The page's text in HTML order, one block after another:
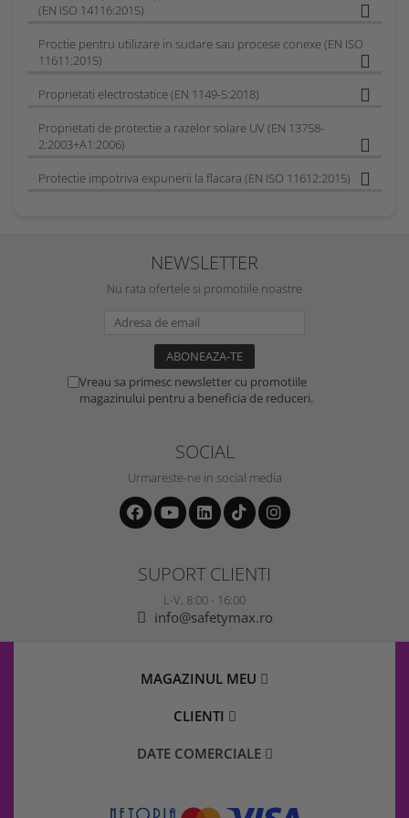
B = Caldura convectiva, Nivel B1 – B3 (B3 este cel mai
C = Caldura radianta, Nivel C1 – C4 (C4 este cel mai
inalt)
mai inalt)
E = Stropire cu fier topit, Nivel E1 – E3 (E3 este cel mai
inalt)
F = Caldura de contact, Nivel F1 – F3 (F3 este cel mai
inalt)
materialele fierbinti/topite sa ramana blocate in pliuri,
buzunare atarnate sau deschise sau in situatii similare.
(EN ISO 14116:2015)
Proctie pentru utilizare in sudare sau procese conexe (EN ISO
11611:2015)
Proprietati electrostatice (EN 1149-5:2018)
Proprietati de protectie a razelor solare UV (EN 13758-
2:2003+A1:2006)
Protectie impotriva expunerii la flacara (EN ISO 11612:2015)
NEWSLETTER
Nu rata ofertele si promotiile noastre
Vreau sa primesc newsletter cu promotiile
magazinului pentru a beneficia de reduceri.
SOCIAL
Urmareste-ne in social media
SUPORT CLIENTI
L-V, 8:00 - 16:00
info@safetymax.ro
MAGAZINUL MEU
CLIENTI
DATE COMERCIALE